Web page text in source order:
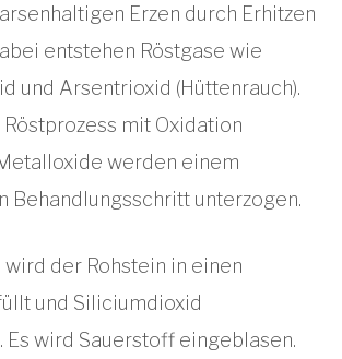
Erzen durch Erhitzen
entstehen Röstgase wie
und Arsentrioxid (Hüttenrauch).
mit Oxidation
werden einem
Behandlungsschritt unterzogen.
der Rohstein in einen
und Siliciumdioxid
Es wird Sauerstoff eingeblasen.